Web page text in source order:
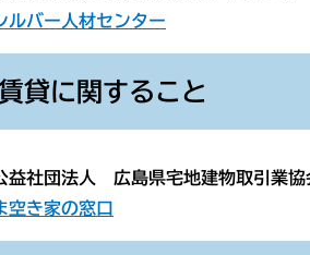
ルバー人材センター
貸に関すること
益社団法人 広島県宅地建物取引業協
空き家の窓口